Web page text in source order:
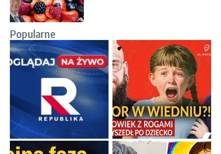
Popularne